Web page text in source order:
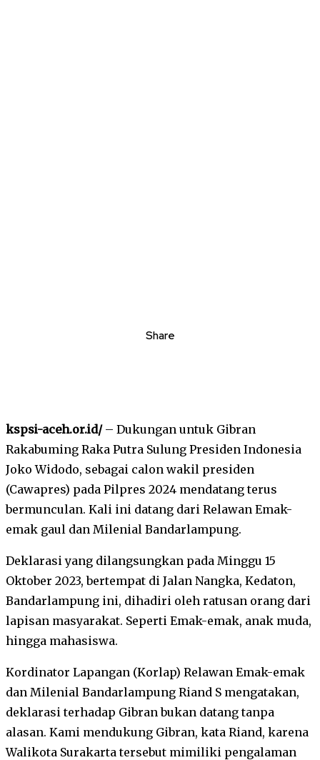
Share
kspsi-aceh.or.id/– Dukungan untuk Gibran
Rakabuming Raka Putra Sulung Presiden Indonesia
Joko Widodo, sebagai calon wakil presiden
(Cawapres) pada Pilpres 2024 mendatang terus
bermunculan. Kali ini datang dari Relawan Emak-
emak gaul dan Milenial Bandarlampung.
Deklarasi yang dilangsungkan pada Minggu 15
Oktober 2023, bertempat di Jalan Nangka, Kedaton,
Bandarlampung ini, dihadiri oleh ratusan orang dari
lapisan masyarakat. Seperti Emak-emak, anak muda,
hingga mahasiswa.
Kordinator Lapangan (Korlap) Relawan Emak-emak
dan Milenial Bandarlampung Riand S mengatakan,
deklarasi terhadap Gibran bukan datang tanpa
alasan. Kami mendukung Gibran, kata Riand, karena
Walikota Surakarta tersebut mimiliki pengalaman